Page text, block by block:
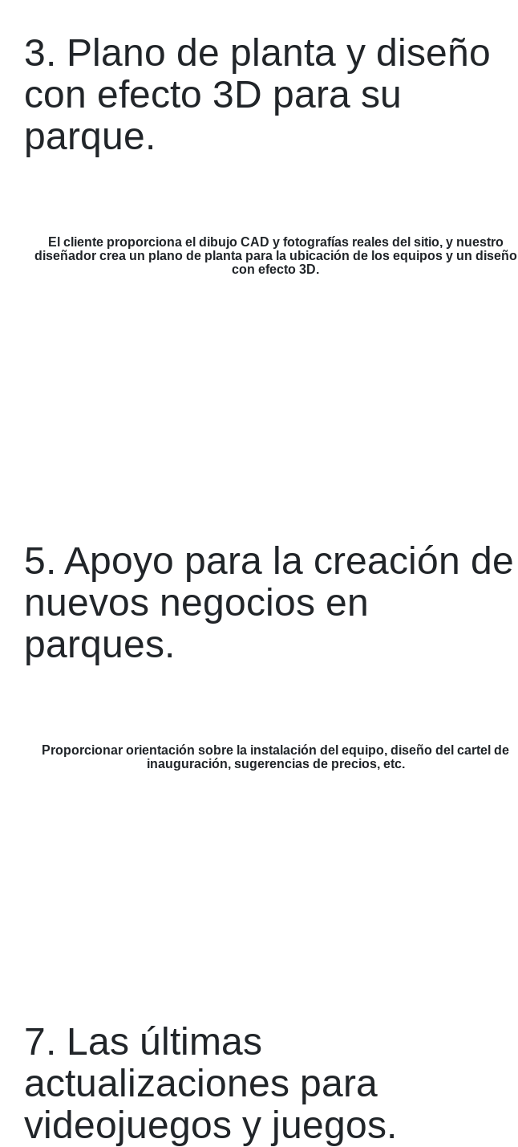
3. Plano de planta y diseño
con efecto 3D para su
parque.
El cliente proporciona el dibujo CAD y fotografías reales del sitio, y nuestro
diseñador crea un plano de planta para la ubicación de los equipos y un diseño
con efecto 3D.
5. Apoyo para la creación de
nuevos negocios en
parques.
Proporcionar orientación sobre la instalación del equipo, diseño del cartel de
inauguración, sugerencias de precios, etc.
7. Las últimas
actualizaciones para
videojuegos y juegos.